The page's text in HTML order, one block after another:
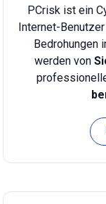
PCrisk ist ein
Internet-
Bedrohungen
werden von